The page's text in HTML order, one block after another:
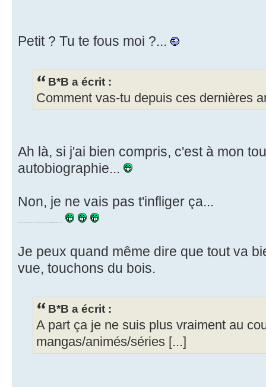
Petit ? Tu te fous moi ?...
B*B a écrit :
Comment vas-tu depuis ces dernières
Ah là, si j'ai bien compris, c'est à mon
autobiographie...
Non, je ne vais pas t'infliger ça...
Je peux quand même dire que tout va
vue, touchons du bois.
B*B a écrit :
A part ça je ne suis plus vraiment au
mangas/animés/séries [...]